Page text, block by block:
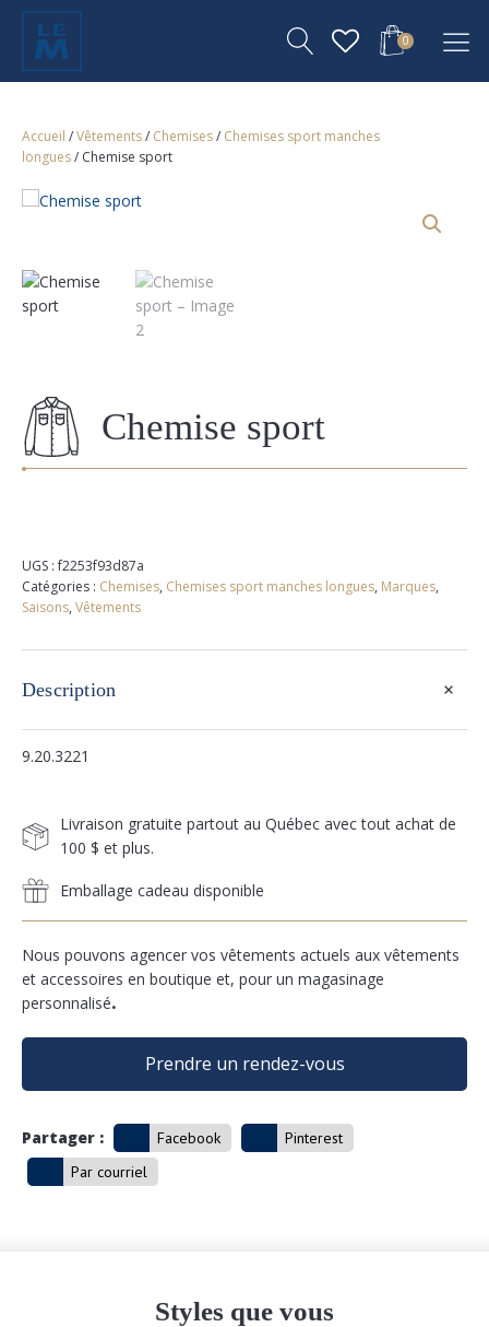
0
Accueil /Vêtements/ Chemises/ Chemises sport manches
longues/ Chemise sport
Chemise sport
UGS :f2253f93d87a
Catégories : Chemises, Chemises sport manches longues, Marques,
Saisons, Vêtements
Description +
9.20.3221
Livraison gratuite partout au Québec avec tout achat de
100 $ et plus.
Emballage cadeau disponible
Nous pouvons agencer vos vêtements actuels aux vêtements
et accessoires en boutique et, pour un magasinage
personnalisé.
Prendre un rendez-vous
Partager : Facebook
Pinterest
Par courriel
Styles que vous